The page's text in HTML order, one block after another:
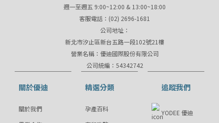
週一至週五 9:00~12:00 & 13:00~18:00
客服電話：(02) 2696-1681
公司地址：
新北市汐止區新台五路一段102號21樓
營業名稱：優迪國際股份有限公司
公司統編：54342742
關於優迪
關於我們
精選分類
孕產百科
追蹤我們
YODEE 優迪